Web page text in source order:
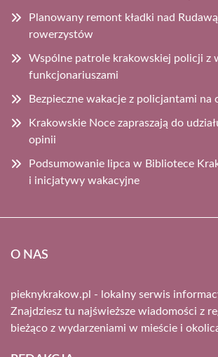
Planowany remont kładki nad
rowerzystów
Wspólne patrole krakowskiej policji z
funkcjonariuszami
Bezpieczne wakacje z policjantami na
Krakowskie Noce zapraszają do
opinii
Podsumowanie lipca w Bibliotece
i inicjatywy wakacyjne
O NAS
pieknykrakow.pl - lokalny serwis
Znajdziesz tu najświeższe wiadomości z
bieżąco z wydarzeniami w mieście i